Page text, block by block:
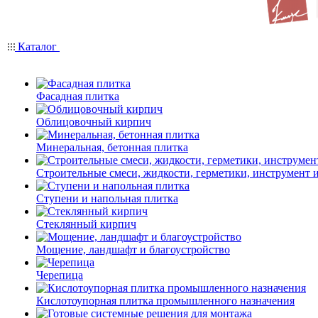
Каталог
Фасадная плитка
Облицовочный кирпич
Минеральная, бетонная плитка
Строительные смеси, жидкости, герметики, инструмент
Ступени и напольная плитка
Cтеклянный кирпич
Мощение, ландшафт и благоустройство
Черепица
Кислотоупорная плитка промышленного назначения